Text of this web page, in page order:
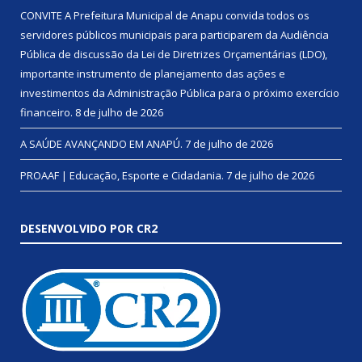
CONVITE A Prefeitura Municipal de Anapu convida todos os
servidores públicos municipais para participarem da Audiência
Pública de discussão da Lei de Diretrizes Orçamentárias (LDO),
importante instrumento de planejamento das ações e
investimentos da Administração Pública para o próximo exercício
financeiro. 8 de julho de 2026
A SAÚDE AVANÇANDO EM ANAPÚ. 7 de julho de 2026
PROAAF | Educação, Esporte e Cidadania. 7 de julho de 2026
DESENVOLVIDO POR CR2